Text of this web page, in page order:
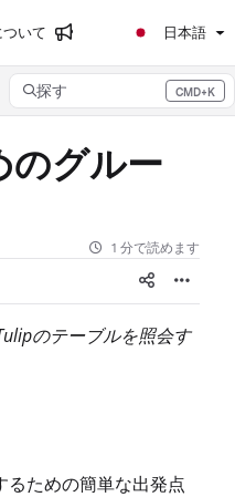
いて 日本語
探す CMD+K
Press CMD+K to open search
のグルー
1 分で読めます
のテーブルを照会す
ための簡単な出発点